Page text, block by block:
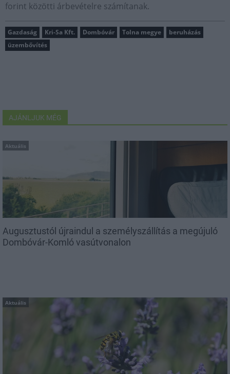
forint közötti árbevételre számítanak.
Gazdaság Kri-Sa Kft. Dombóvár Tolna megye
beruházás
üzembővítés
AJÁNLJUK MÉG
Aktuális
Augusztustól újraindul a személyszállítás a megújuló
Dombóvár-Komló vasútvonalon
Aktuális